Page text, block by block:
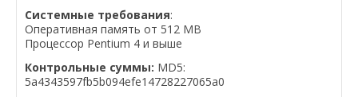
Системные требования:
Оперативная память от 512 MB
Процессор Pentium 4 и выше
Контрольные суммы: MD5:
5a4343597fb5b094efe14728227065a0